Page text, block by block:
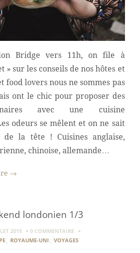
Bridge vers 11h, on file à
» sur les conseils de nos hôtes et
food lovers nous ne sommes pas
ont le chic pour proposer des
avec une cuisine
odeurs se mêlent et on ne sait
la tête ! Cuisines anglaise,
chinoise, allemande…
→
londonien 1/3
2015
0 COMMENTAIRE
, ROYAUME-UNI , VOYAGES